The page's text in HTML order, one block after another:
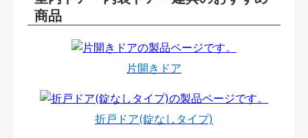
商品
片開きドア
折戸ドア(錠なしタイプ)